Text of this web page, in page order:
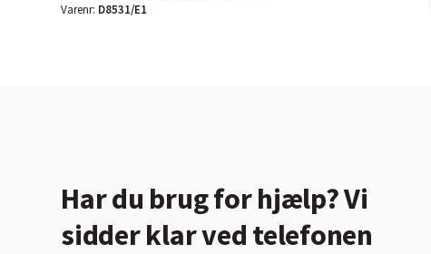
Varenr: D8531/E1
Har du brug for hjælp? Vi
sidder klar ved telefonen